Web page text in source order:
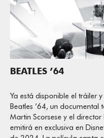
BEATLES ’64
Ya está disponible el tráiler
Beatles ’64, un
Martin Scorsese y el director
emitirá en exclusiva en